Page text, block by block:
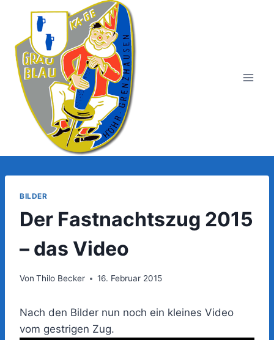
springen
BILDER
Der Fastnachtszug 2015
– das Video
Von Thilo Becker 16. Februar 2015
Nach den Bilder nun noch ein kleines Video
vom gestrigen Zug.